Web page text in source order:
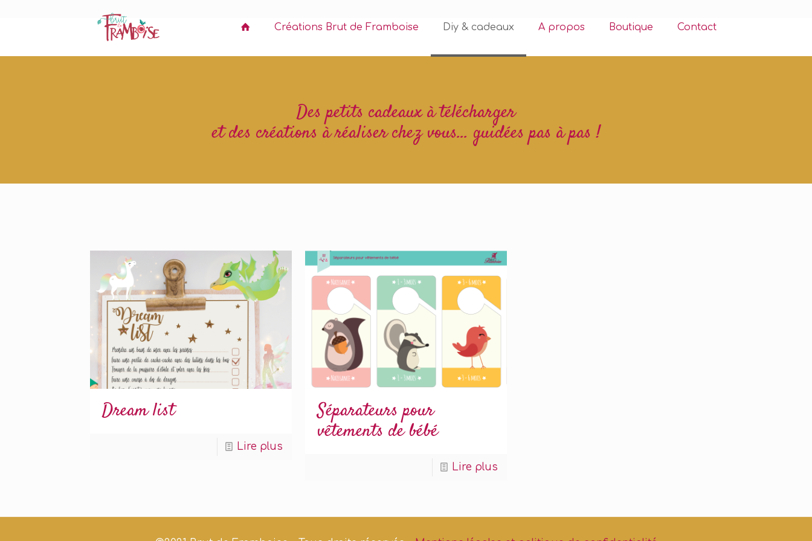
Créations Brut de Framboise Diy & cadeaux A propos Boutique Contact
Des petits cadeaux à télécharger
et des créations à réaliser chez vous... guidées pas à pas !
Dream list
Lire plus
Séparateurs pour
vêtements de bébé
Lire plus